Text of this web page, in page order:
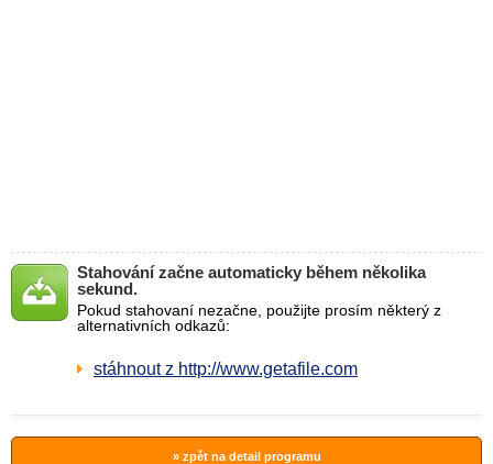
Stahování začne automaticky během několika
sekund.
Pokud stahovaní nezačne, použijte prosím některý z
alternativních odkazů:
stáhnout z http://www.getafile.com
» zpět na detail programu